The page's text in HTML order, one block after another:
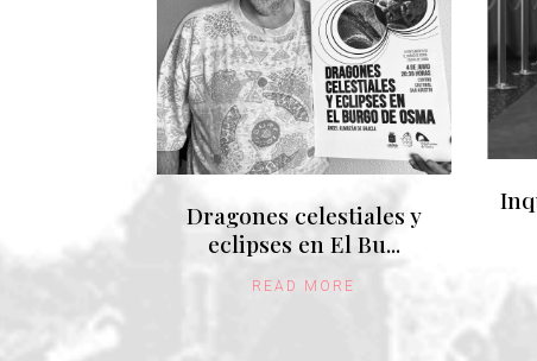
Dragones celestiales y
eclipses en El Bu...
READ MORE